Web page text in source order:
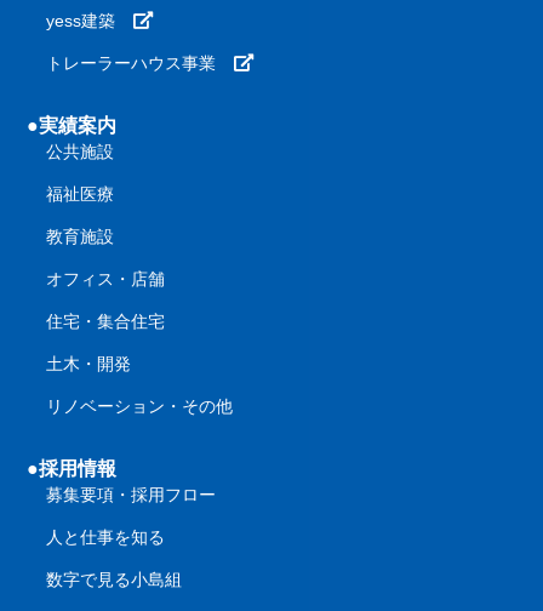
yess建築
トレーラーハウス事業
●実績案内
公共施設
福祉医療
教育施設
オフィス・店舗
住宅・集合住宅
土木・開発
リノベーション・その他
●採用情報
募集要項・採用フロー
人と仕事を知る
数字で見る小島組